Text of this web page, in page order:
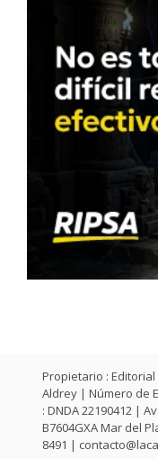
Propietario : Editorial
Aldrey | Número de
: DNDA 22190412 |
B7604GXA Mar del
8491 |